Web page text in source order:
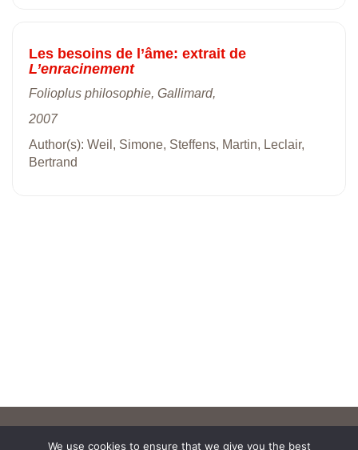
Les besoins de l’âme: extrait de
L’enracinement
Folioplus philosophie, Gallimard,
2007
Author(s): Weil, Simone, Steffens, Martin, Leclair,
Bertrand
We use cookies to ensure that we give you the best